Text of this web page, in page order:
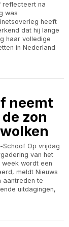
reflecteert na
was
heeft
dat hij lange
haar volledige
in Nederland
neemt
zon
Schoof Op vrijdag
van het
wordt een
meldt Nieuws
aantreden te
uitdagingen,